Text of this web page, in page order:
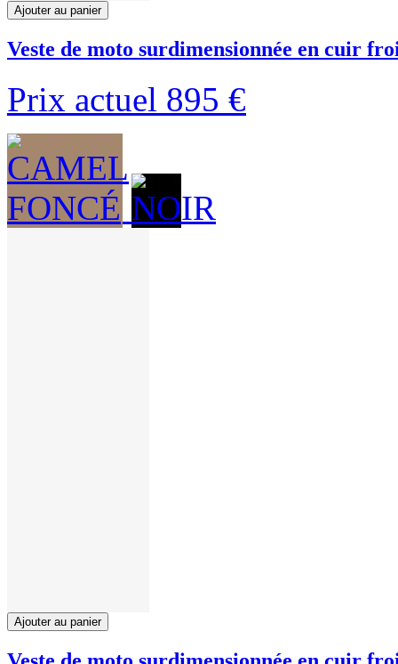
Ajouter au panier
Veste de moto surdimensionnée en cuir
Prix actuel 895 €
Ajouter au panier